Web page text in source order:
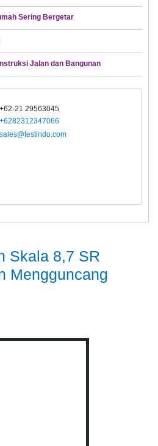
Sering Bergetar
Jalan dan Bangunan
+62-21 29563045
+6282312347066
sales@testindo.com
Skala 8,7 SR
Mengguncang